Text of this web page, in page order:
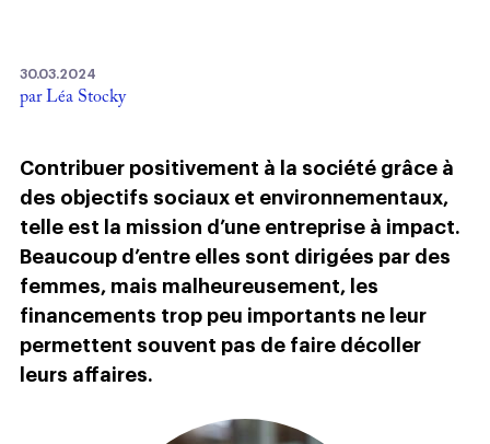
30.03.2024
par Léa Stocky
Contribuer positivement à la société grâce à
des objectifs sociaux et environnementaux,
telle est la mission d’une entreprise à impact.
Beaucoup d’entre elles sont dirigées par des
femmes, mais malheureusement, les
financements trop peu importants ne leur
permettent souvent pas de faire décoller
leurs affaires.